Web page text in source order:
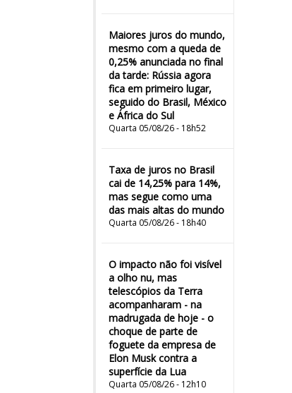
Maiores juros do mundo,
mesmo com a queda de
0,25% anunciada no final
da tarde: Rússia agora
fica em primeiro lugar,
seguido do Brasil, México
e África do Sul
Quarta 05/08/26 - 18h52
Taxa de juros no Brasil
cai de 14,25% para 14%,
mas segue como uma
das mais altas do mundo
Quarta 05/08/26 - 18h40
O impacto não foi visível
a olho nu, mas
telescópios da Terra
acompanharam - na
madrugada de hoje - o
choque de parte de
foguete da empresa de
Elon Musk contra a
superfície da Lua
Quarta 05/08/26 - 12h10